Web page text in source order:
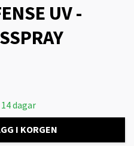
UV -
dagar
I KORGEN